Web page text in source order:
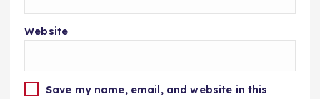
Website
Save my name, email, and website in this